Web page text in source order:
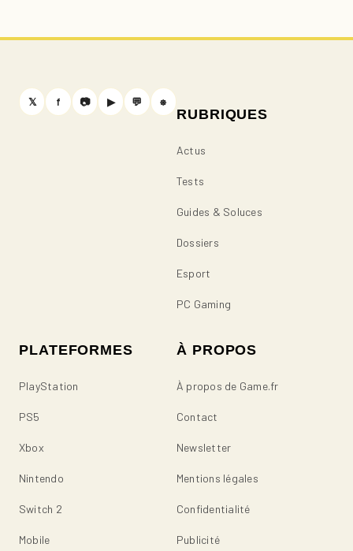
𝕏 f 📷 ▶ 💬 ⎈
RUBRIQUES
Actus
Tests
Guides & Soluces
Dossiers
Esport
PC Gaming
PLATEFORMES
PlayStation
PS5
Xbox
Nintendo
Switch 2
Mobile
À PROPOS
À propos de Game.fr
Contact
Newsletter
Mentions légales
Confidentialité
Publicité